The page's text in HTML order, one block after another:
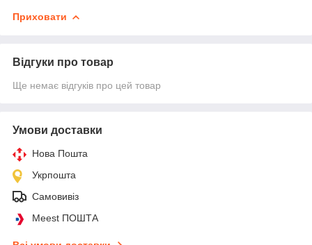
Приховати
Відгуки про товар
Ще немає відгуків про цей товар
Умови доставки
Нова Пошта
Укрпошта
Самовивіз
Meest ПОШТА